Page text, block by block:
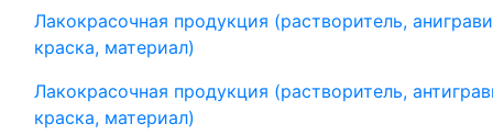
Лакокрасочная продукция (растворитель,
краска, материал)
Лакокрасочная продукция (растворитель,
краска, материал)